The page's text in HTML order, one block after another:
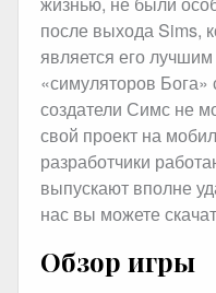
после выхода Sims,
является его
«симуляторов
создатели Симс не
свой проект на
разработчики
выпускают вполне
нас вы можете
Обзор игры